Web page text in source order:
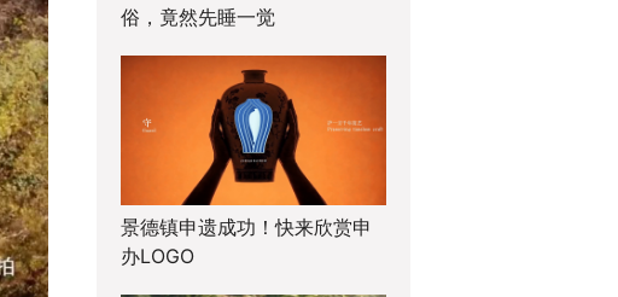
俗，竟然先睡一觉
景德镇申遗成功！快来欣赏申
办LOGO